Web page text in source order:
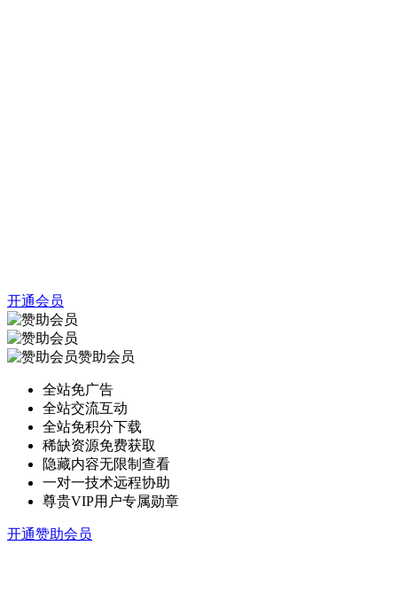
开通会员
赞助会员
全站免广告
全站交流互动
全站免积分下载
稀缺资源免费获取
隐藏内容无限制查看
一对一技术远程协助
尊贵VIP用户专属勋章
开通赞助会员